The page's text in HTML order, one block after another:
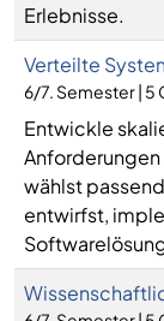
Erlebnisse.
Verteilte
6/7. Semester | 5
Entwickle
wählst
entwirfst,